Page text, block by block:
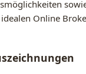
Online